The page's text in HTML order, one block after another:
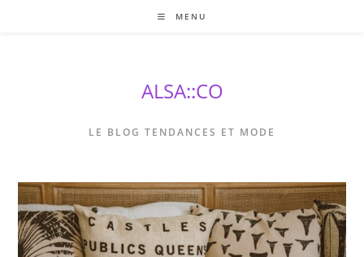
MENU
ALSA::CO
LE BLOG TENDANCES ET MODE